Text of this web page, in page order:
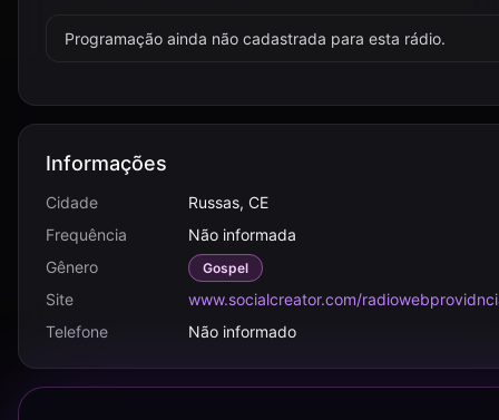
Programação ainda não cadastrada para esta rádio.
Informações
Cidade
Russas, CE
Frequência
Não informada
Gênero
Gospel
Site
www.socialcreator.com/
Telefone
Não informado